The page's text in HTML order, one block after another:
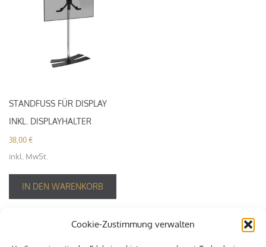
Cookie-Zustimmung verwalten
STANDFUSS FÜR DISPLAY I
NKL. DISPLAYHALTER
38,00 €
inkl. MwSt.
IN DEN WARENKORB